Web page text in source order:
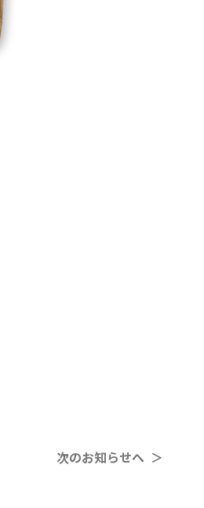
次のお知らせへ ＞